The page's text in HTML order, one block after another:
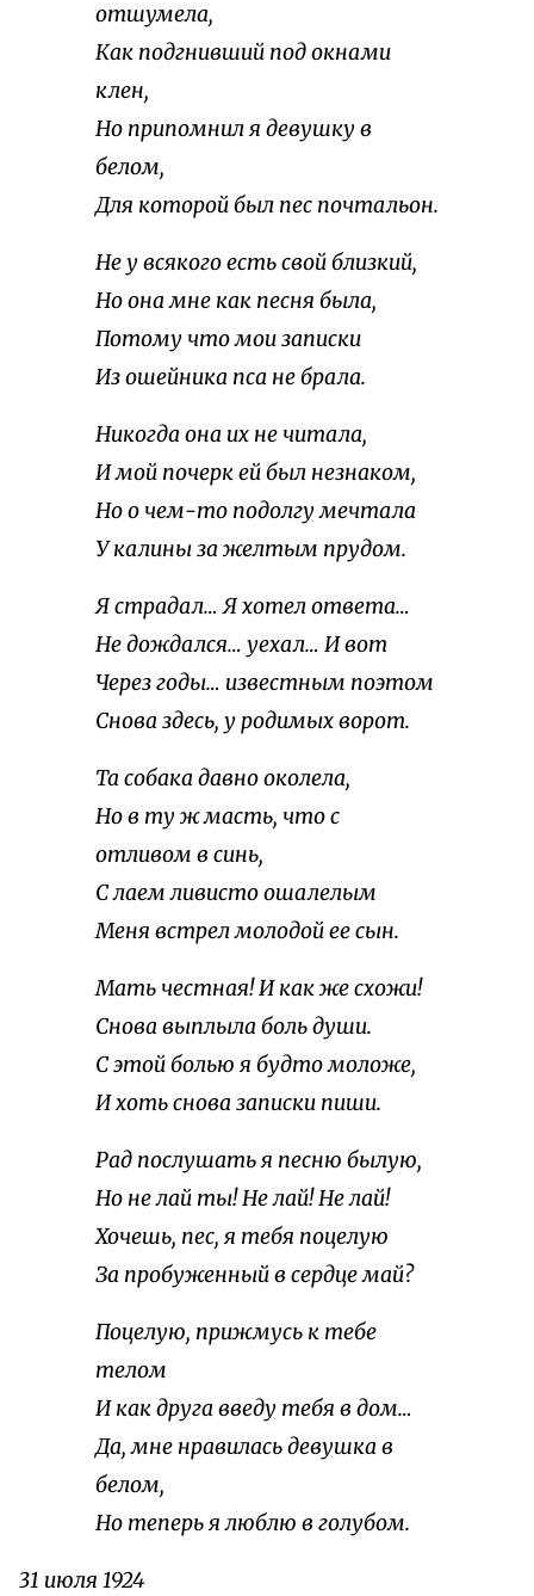
отшумела,
Как подгнивший под окнами
клен,
Но припомнил я девушку в
белом,
Для которой был пес почтальон.
Не у всякого есть свой близкий,
Но она мне как песня была,
Потому что мои записки
Из ошейника пса не брала.
Никогда она их не читала,
И мой почерк ей был незнаком,
Но о чем-то подолгу мечтала
У калины за желтым прудом.
Я страдал… Я хотел ответа…
Не дождался… уехал… И вот
Через годы… известным поэтом
Снова здесь, у родимых ворот.
Та собака давно околела,
Но в ту ж масть, что с
отливом в синь,
С лаем ливисто ошалелым
Меня встрел молодой ее сын.
Мать честная! И как же схожи!
Снова выплыла боль души.
С этой болью я будто моложе,
И хоть снова записки пиши.
Рад послушать я песню былую,
Но не лай ты! Не лай! Не лай!
Хочешь, пес, я тебя поцелую
За пробуженный в сердце май?
Поцелую, прижмусь к тебе
телом
И как друга введу тебя в дом…
Да, мне нравилась девушка в
белом,
Но теперь я люблю в голубом.
31 июля 1924